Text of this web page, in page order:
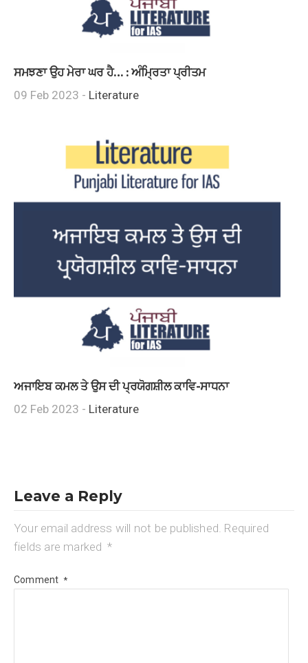
ਸਮਝਣਾ ਉਹ ਮੇਰਾ ਘਰ ਹੈ… : ਅੰਮ੍ਰਿਤਾ ਪ੍ਰੀਤਮ
09 Feb 2023 - Literature
ਅਜਾਇਬ ਕਮਲ ਤੇ ਉਸ ਦੀ ਪ੍ਰਯੋਗਸ਼ੀਲ ਕਾਵਿ-ਸਾਧਨਾ
02 Feb 2023 - Literature
Leave a Reply
Your email address will not be published. Required
fields are marked *
Comment *